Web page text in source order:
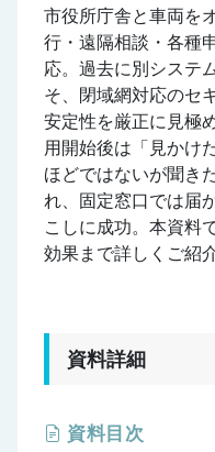
市役所庁舎と車両を
行・遠隔相談・各種
応。過去に別システ
そ、閉域網対応のセ
安定性を厳正に見極
用開始後は「見かけ
ほどではないが聞き
れ、固定窓口では届
こしに成功。本資料
効果まで詳しくご紹
資料詳細
資料目次